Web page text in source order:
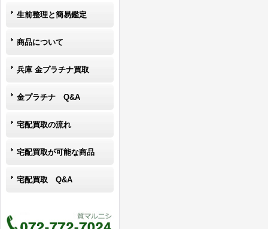
生前整理と簡易鑑定
商品について
兵庫 金プラチナ買取
金プラチナ Q&A
宅配買取の流れ
宅配買取が可能な商品
宅配買取 Q&A